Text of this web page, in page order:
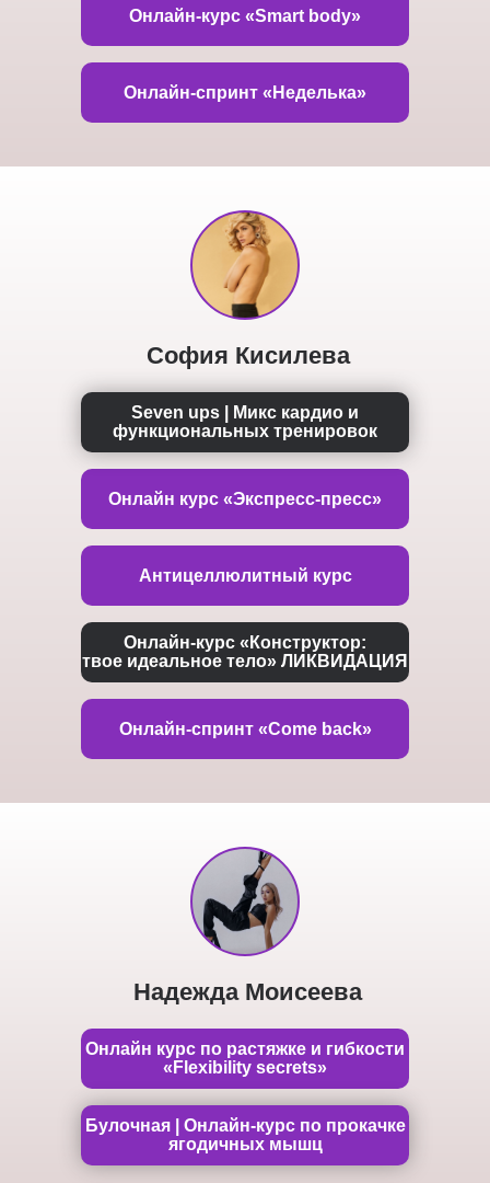
Онлайн-курс «Smart body»
Онлайн-спринт «Неделька»
Онлайн курс «Экспресс-пресс»
София Кисилева
Антицеллюлитный курс
Онлайн-курс «Конструктор:
твое идеальное тело» ЛИКВИДАЦИЯ
Онлайн-спринт «Come back»
Seven ups | Микс кардио и
функциональных тренировок
Онлайн курс по растяжке и гибкости
«Flexibility secrets»
Надежда Моисеева
Булочная | Онлайн-курс по прокачке
ягодичных мышц